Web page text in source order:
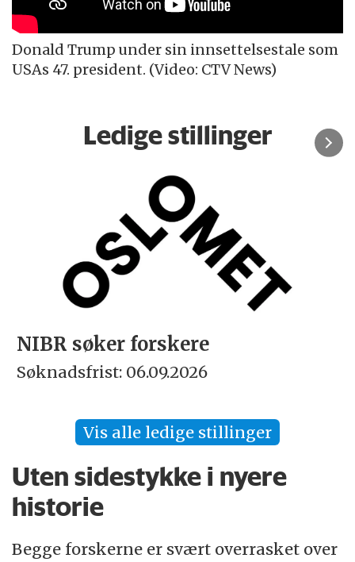
Donald Trump under sin innsettelsestale som
USAs 47. president. (Video: CTV News)
Ledige stillinger
NIBR søker forskere
Søknadsfrist: 06.09.2026
Vis alle ledige stillinger
Uten sidestykke i nyere
historie
Begge forskerne er svært overrasket over